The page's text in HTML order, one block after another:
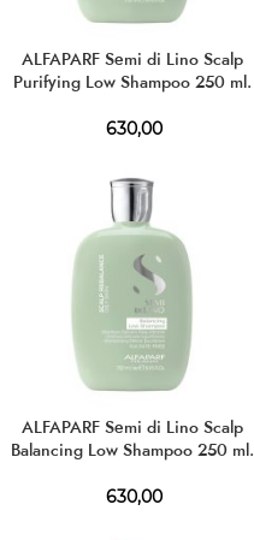
ALFAPARF Semi di Lino Scalp
Purifying Low Shampoo 250 ml.
630,00
ALFAPARF Semi di Lino Scalp
Balancing Low Shampoo 250 ml.
630,00